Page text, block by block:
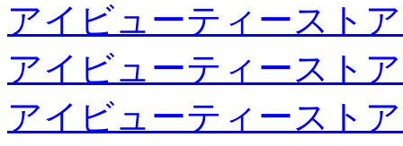
アイビューティースト
アイビューティースト
アイビューティースト